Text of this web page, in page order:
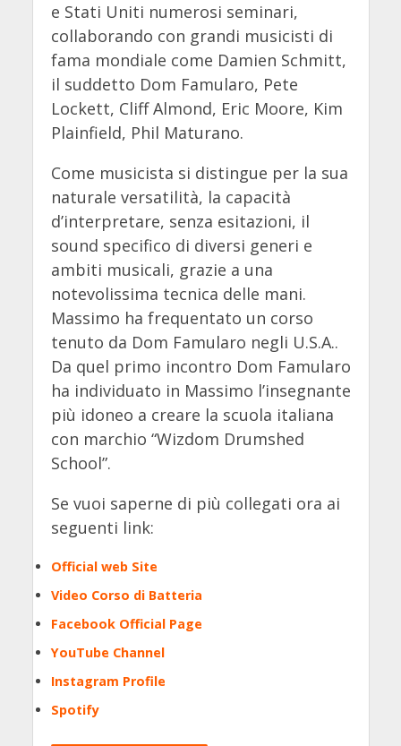
e Stati Uniti numerosi seminari,
collaborando con grandi musicisti di
fama mondiale come Damien Schmitt,
il suddetto Dom Famularo, Pete
Lockett, Cliff Almond, Eric Moore, Kim
Plainfield, Phil Maturano.
Come musicista si distingue per la sua
naturale versatilità, la capacità
d’interpretare, senza esitazioni, il
sound specifico di diversi generi e
ambiti musicali, grazie a una
notevolissima tecnica delle mani.
Massimo ha frequentato un corso
tenuto da Dom Famularo negli U.S.A..
Da quel primo incontro Dom Famularo
ha individuato in Massimo l’insegnante
più idoneo a creare la scuola italiana
con marchio “Wizdom Drumshed
School”.
Se vuoi saperne di più collegati ora ai
seguenti link:
Official web Site
Video Corso di Batteria
Facebook Official Page
YouTube Channel
Instagram Profile
Spotify